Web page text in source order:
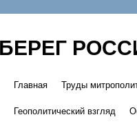
БЕРЕГ
Перейти
Главная Труды
Геополитический взгляд